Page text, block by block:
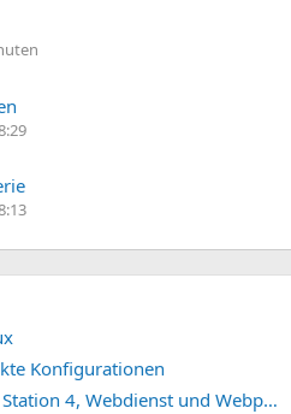
Konfigurationen
Synology DSM 7.2/7.3, Web Station 4, Webdienst und Webportal erstellen (ehemals vHost)